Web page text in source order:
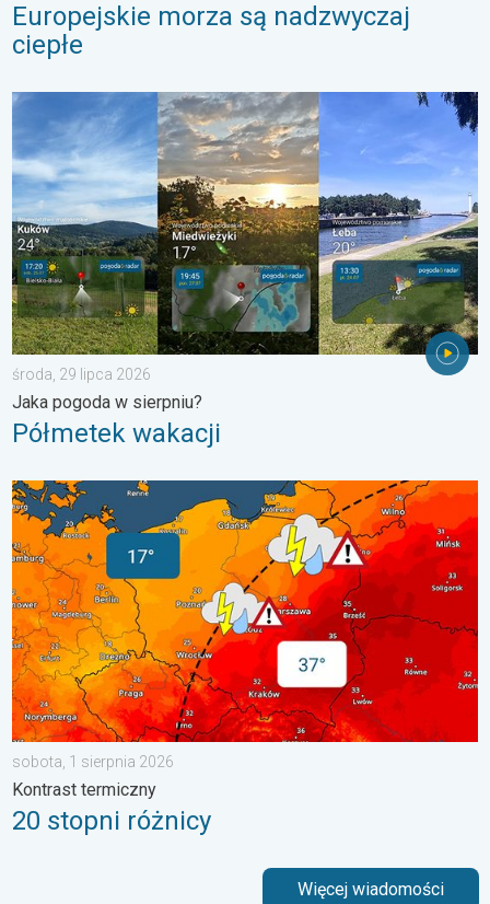
Europejskie morza są nadzwyczaj
ciepłe
Półmetek wakacji. Jaka pogoda w sierpniu?. . . środa, 29
środa, 29 lipca 2026
Jaka pogoda w sierpniu?
Półmetek wakacji
20 stopni różnicy. Kontrast termiczny. . . sobota, 1 sierpnia
sobota, 1 sierpnia 2026
Kontrast termiczny
20 stopni różnicy
Więcej wiadomości